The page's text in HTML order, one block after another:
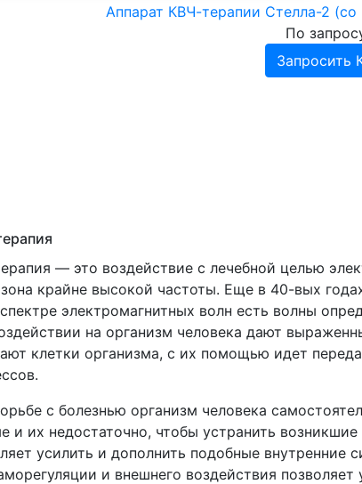
Аппарат КВЧ-терапии Стелла-2
По
Запросить
— это воздействие с лечебной целью
крайне высокой частоты. Еще в 40-вых
электромагнитных волн есть волны
на организм человека дают
клетки организма, с их помощью идет
с болезнью организм человека
и их недостаточно, чтобы устранить
усилить и дополнить подобные внутренние
и внешнего воздействия позволяет